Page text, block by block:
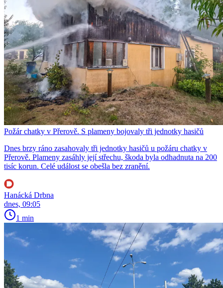
Požár chatky v Přerově. S plameny bojovaly tři jednotky hasičů
Dnes brzy ráno zasahovaly tři jednotky hasičů u požáru chatky v
Přerově. Plameny zasáhly její střechu, škoda byla odhadnuta na 200
tisíc korun. Celé událost se obešla bez zranění.
Hanácká Drbna
dnes, 09:05
1 min